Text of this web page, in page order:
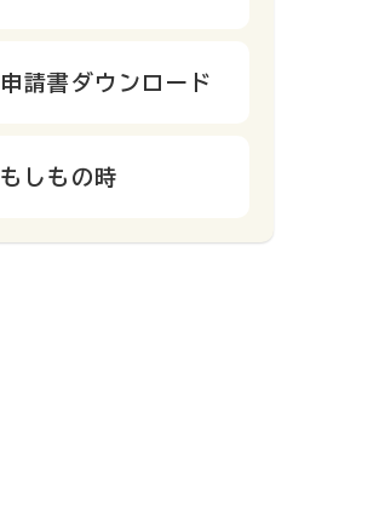
申請書ダウンロード
もしもの時